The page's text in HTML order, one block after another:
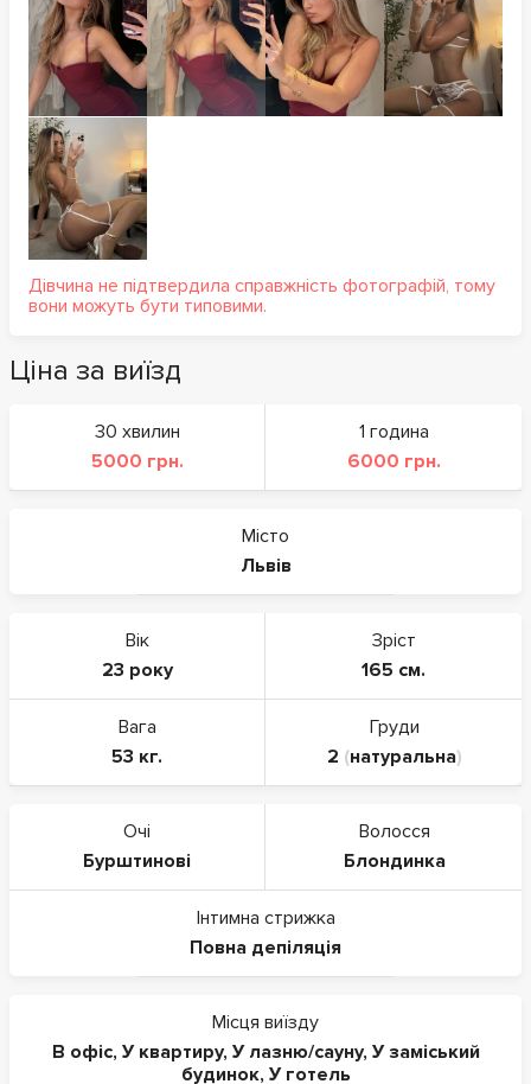
Дівчина не підтвердила справжність фотографій, тому
вони можуть бути типовими.
Ціна за виїзд
30 хвилин
5000 грн.
1 година
6000 грн.
Місто
Львів
Вік
23 року
Зріст
165 см.
Вага
53 кг.
Груди
2 (натуральна)
Очі
Бурштинові
Волосся
Блондинка
Інтимна стрижка
Повна депіляція
Місця виїзду
В офіс, У квартиру, У лазню/сауну, У заміський
будинок, У готель